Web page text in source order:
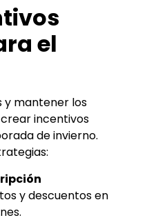
el
y mantener los
incentivos
de invierno.
y descuentos en